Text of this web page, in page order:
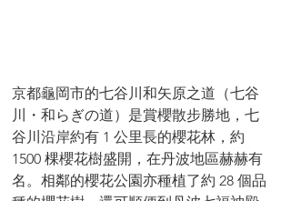
京都龜岡市的七谷川和矢原之道（七谷
川・和らぎの道） 是賞櫻散步勝地，七
谷川沿岸約有 1 公里長的櫻花林，約
1500 棵櫻花樹盛開，在丹波地區赫赫有
名。相鄰的櫻花公園亦種植了約 28 個品